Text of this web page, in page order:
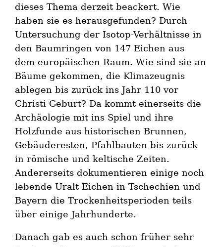
dieses Thema derzeit beackert. Wie
haben sie es herausgefunden? Durch
Untersuchung der Isotop-Verhältnisse in
den Baumringen von 147 Eichen aus
dem europäischen Raum. Wie sind sie an
Bäume gekommen, die Klimazeugnis
ablegen bis zurück ins Jahr 110 vor
Christi Geburt? Da kommt einerseits die
Archäologie mit ins Spiel und ihre
Holzfunde aus historischen Brunnen,
Gebäuderesten, Pfahlbauten bis zurück
in römische und keltische Zeiten.
Andererseits dokumentieren einige noch
lebende Uralt-Eichen in Tschechien und
Bayern die Trockenheitsperioden teils
über einige Jahrhunderte.
Danach gab es auch schon früher sehr